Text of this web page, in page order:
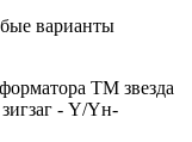
варианты
ТМ звезда
зигзаг - Y/Yн-